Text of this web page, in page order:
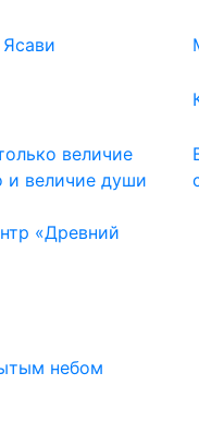
величие
и величие души
«Древний
небом